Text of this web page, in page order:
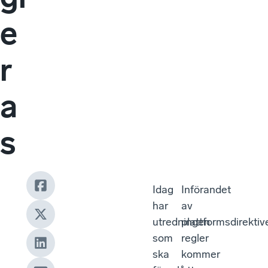
e
r
a
s
Idag
har
utredningen
som
ska
Införandet
av
regler
kommer